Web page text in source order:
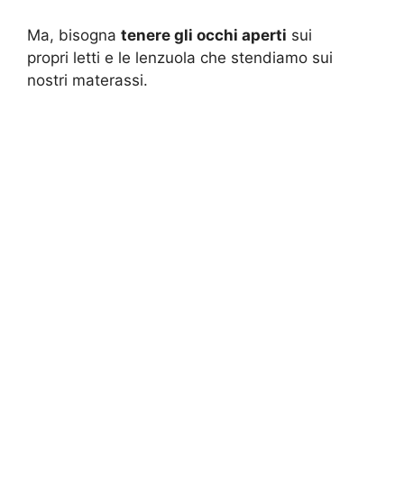
Ma, bisogna tenere gli occhi aperti sui
propri letti e le lenzuola che stendiamo sui
nostri materassi.